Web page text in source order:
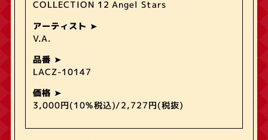
COLLECTION 12 Angel Stars
アーティスト
V.A.
品番
LACZ-10147
価格
3,000円(10%税込)/2,727円(税抜)